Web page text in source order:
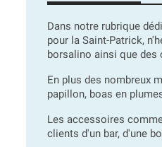
Dans notre rubrique
pour la Saint-Patrick,
borsalino ainsi que des
En plus des nombreux
papillon, boas en
Les accessoires
clients d'un bar, d'une